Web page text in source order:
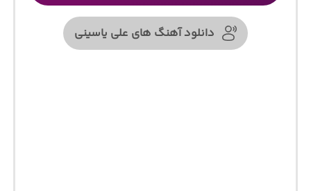
دانلود آهنگ های علی یاسینی